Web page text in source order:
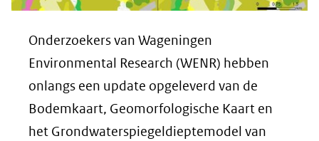
Onderzoekers van Wageningen
Environmental Research (WENR) hebben
onlangs een update opgeleverd van de
Bodemkaart, Geomorfologische Kaart en
het Grondwaterspiegeldieptemodel van